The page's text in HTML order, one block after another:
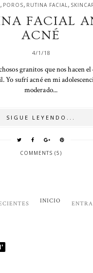
, POROS, RUTINA FACIAL,
FACIAL
ACNÉ
4/1/18
granitos que nos hacen
Yo sufrí acné en mi
moderado...
SIGUE LEYENDO...
COMMENTS (5)
INICIO